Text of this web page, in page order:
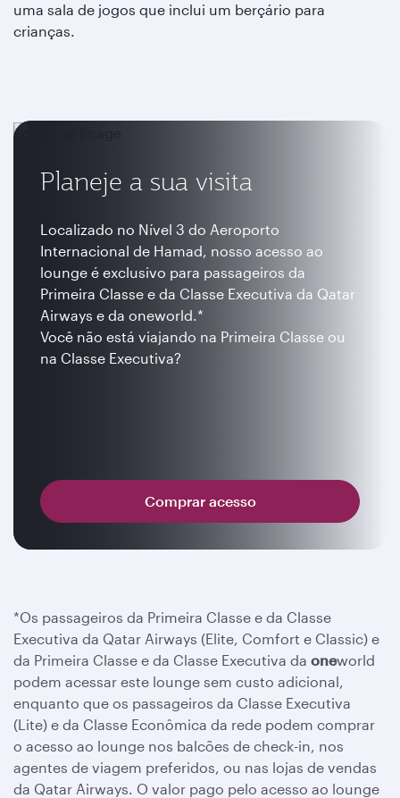
uma sala de jogos que inclui um berçário para
crianças.
Planeje a sua visita
Localizado no Nível 3 do Aeroporto
Internacional de Hamad, nosso acesso ao
lounge é exclusivo para passageiros da
Primeira Classe e da Classe Executiva da Qatar
Airways e da oneworld.*
Você não está viajando na Primeira Classe ou
na Classe Executiva?
Comprar acesso
*Os passageiros da Primeira Classe e da Classe
Executiva da Qatar Airways (Elite, Comfort e Classic) e
da Primeira Classe e da Classe Executiva da oneworld
podem acessar este lounge sem custo adicional,
enquanto que os passageiros da Classe Executiva
(Lite) e da Classe Econômica da rede podem comprar
o acesso ao lounge nos balcões de check-in, nos
agentes de viagem preferidos, ou nas lojas de vendas
da Qatar Airways. O valor pago pelo acesso ao lounge